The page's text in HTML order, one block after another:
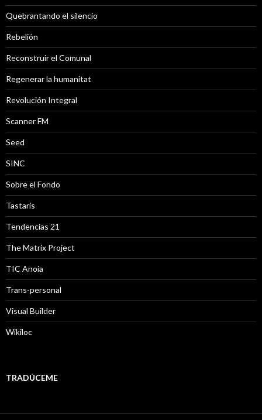
Quebrantando el silencio
Rebelión
Reconstruir el Comunal
Regenerar la humanitat
Revolución Integral
Scanner FM
Seed
SINC
Sobre el Fondo
Tastaris
Tendencias 21
The Matrix Project
TIC Anoia
Trans-personal
Visual Builder
Wikiloc
TRADÚCEME